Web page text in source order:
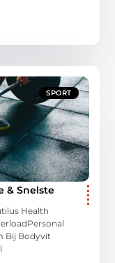
SPORT
& Snelste
Health
Bij Bodyvit